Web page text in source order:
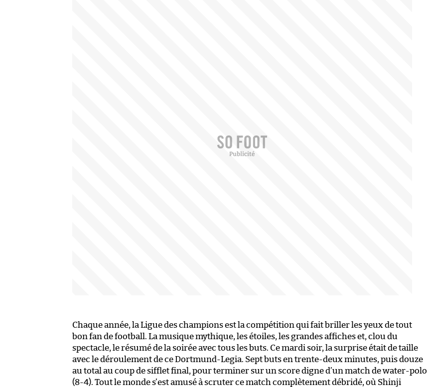
Chaque année, la Ligue des champions est la compétition qui fait briller les yeux de tout
bon fan de football. La musique mythique, les étoiles, les grandes affiches et, clou du
spectacle, le résumé de la soirée avec tous les buts. Ce mardi soir, la surprise était de taille
avec le déroulement de ce Dortmund-Legia. Sept buts en trente-deux minutes, puis douze
au total au coup de sifflet final, pour terminer sur un score digne d’un match de water-polo
(8-4). Tout le monde s’est amusé à scruter ce match complètement débridé, où Shinji